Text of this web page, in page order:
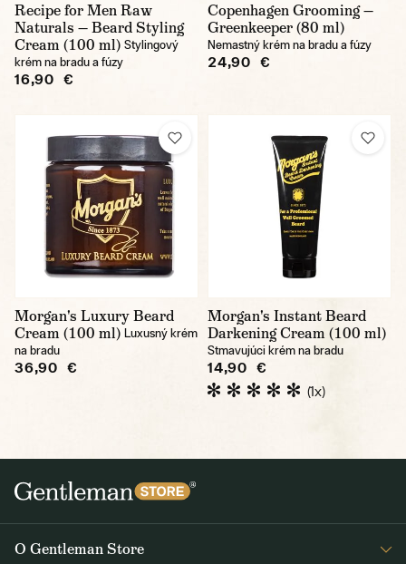
Recipe for Men Raw
Naturals — Beard Styling
Cream (100 ml) Stylingový
krém na bradu a fúzy
16,90 €
Copenhagen Grooming —
Greenkeeper (80 ml)
Nemastný krém na bradu a fúzy
24,90 €
Morgan's Luxury Beard
Cream (100 ml) Luxusný krém
na bradu
36,90 €
Morgan's Instant Beard
Darkening Cream (100 ml)
Stmavujúci krém na bradu
14,90 €
(1x)
O Gentleman Store